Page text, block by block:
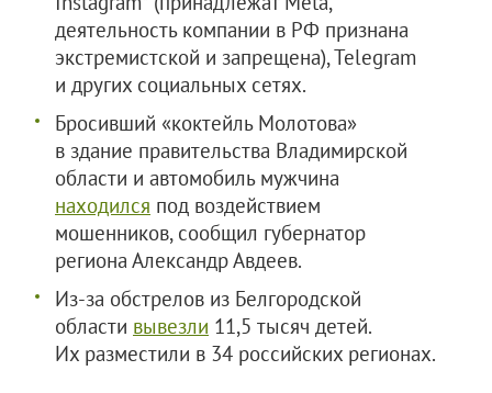
деятельность компании в РФ признана
экстремистской и запрещена), Telegram
и других социальных сетях.
Бросивший «коктейль Молотова»
в здание правительства Владимирской
области и автомобиль мужчина
находился под воздействием
мошенников, сообщил губернатор
региона Александр Авдеев.
Из-за обстрелов из Белгородской
области вывезли 11,5 тысяч детей.
Их разместили в 34 российских регионах.